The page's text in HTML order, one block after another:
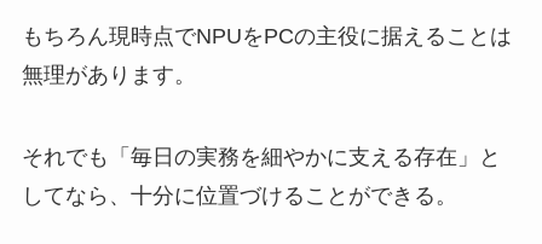
もちろん現時点でNPUをPCの主役に据えることは
無理があります。
それでも「毎日の実務を細やかに支える存在」と
してなら、十分に位置づけることができる。